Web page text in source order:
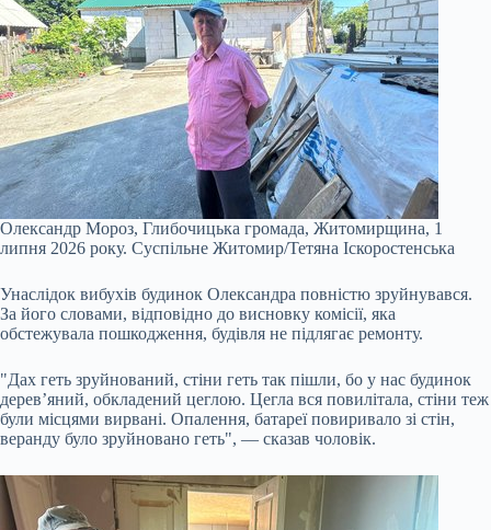
Олександр Мороз, Глибочицька громада, Житомирщина, 1
липня 2026 року. Суспільне Житомир/Тетяна Іскоростенська
Унаслідок вибухів будинок Олександра повністю зруйнувався.
За його словами, відповідно до висновку комісії, яка
обстежувала пошкодження, будівля не підлягає ремонту.
"Дах геть зруйнований, стіни геть так пішли, бо у нас будинок
дерев’яний, обкладений цеглою. Цегла вся повилітала, стіни теж
були місцями вирвані. Опалення, батареї повиривало зі стін,
веранду було зруйновано геть", — сказав чоловік.